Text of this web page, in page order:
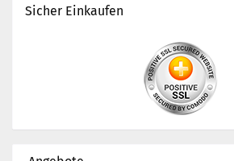
Sicher Einkaufen